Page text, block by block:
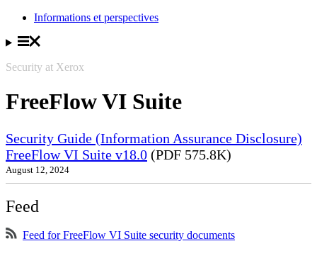
Informations et perspectives
Security at Xerox
FreeFlow VI Suite
Security Guide (Information Assurance Disclosure)
FreeFlow VI Suite v18.0 (PDF 575.8K)
August 12, 2024
Feed
Feed for FreeFlow VI Suite security documents